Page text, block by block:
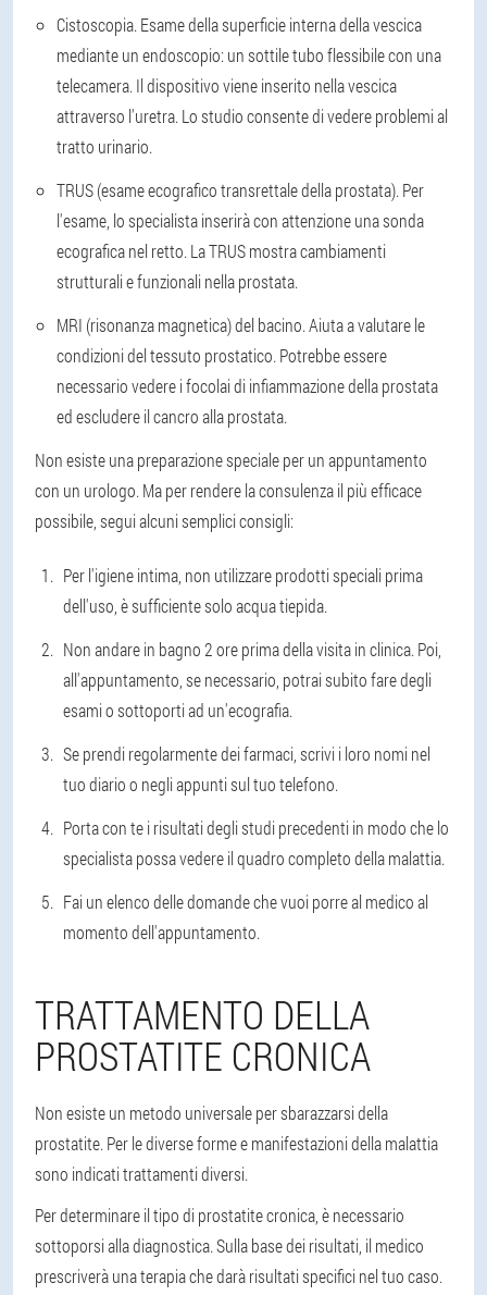
Cistoscopia. Esame della superficie interna della vescica
mediante un endoscopio: un sottile tubo flessibile con una
telecamera. Il dispositivo viene inserito nella vescica
attraverso l'uretra. Lo studio consente di vedere problemi al
tratto urinario.
TRUS (esame ecografico transrettale della prostata). Per
l'esame, lo specialista inserirà con attenzione una sonda
ecografica nel retto. La TRUS mostra cambiamenti
strutturali e funzionali nella prostata.
MRI (risonanza magnetica) del bacino. Aiuta a valutare le
condizioni del tessuto prostatico. Potrebbe essere
necessario vedere i focolai di infiammazione della prostata
ed escludere il cancro alla prostata.
Non esiste una preparazione speciale per un appuntamento
con un urologo. Ma per rendere la consulenza il più efficace
possibile, segui alcuni semplici consigli:
Per l'igiene intima, non utilizzare prodotti speciali prima
dell'uso, è sufficiente solo acqua tiepida.
Non andare in bagno 2 ore prima della visita in clinica. Poi,
all'appuntamento, se necessario, potrai subito fare degli
esami o sottoporti ad un'ecografia.
Se prendi regolarmente dei farmaci, scrivi i loro nomi nel
tuo diario o negli appunti sul tuo telefono.
Porta con te i risultati degli studi precedenti in modo che lo
specialista possa vedere il quadro completo della malattia.
Fai un elenco delle domande che vuoi porre al medico al
momento dell'appuntamento.
TRATTAMENTO DELLA
PROSTATITE CRONICA
Non esiste un metodo universale per sbarazzarsi della
prostatite. Per le diverse forme e manifestazioni della malattia
sono indicati trattamenti diversi.
Per determinare il tipo di prostatite cronica, è necessario
sottoporsi alla diagnostica. Sulla base dei risultati, il medico
prescriverà una terapia che darà risultati specifici nel tuo caso.